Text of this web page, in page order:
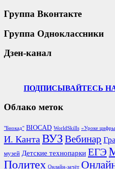
Группа Вконтакте
Группа Одноклассники
Дзен-канал
ПОДПИСЫВАЙТЕСЬ
Облако меток
"Биокад" BIOCAD WorldSkills «Уроке
И. КантаВУЗ Вебинар
музей Детские технопарки ЕГЭ
Политех Онлайн-зачёт